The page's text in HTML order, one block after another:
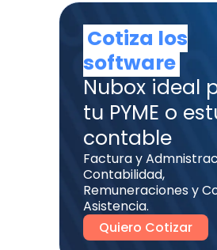
Cotiza los
software
Nubox ideal
tu PYME o
contable
Factura y
Contabilidad,
Remuneraciones y
Asistencia.
Quiero Cotizar